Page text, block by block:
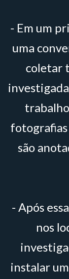
- Em um
uma
coletar
fotografias
são
- Após
nos
instalar